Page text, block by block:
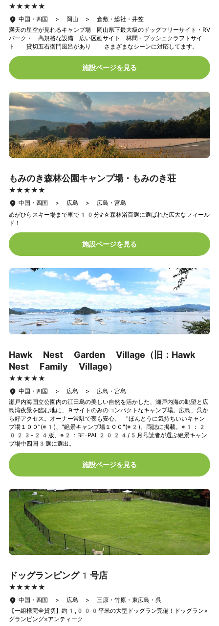
★★★★★
★★★★★
中国・四国 > 岡山 > 倉敷・総社・井笠
満天の星空が見れるキャンプ場 岡山県下最大級のドッグフリーサイト・RV
パーク・ 高規格な設備 広い区画サイト 林間・ブッシュクラフトサイ
ト 貸切五右衛門風呂があり さまざまなシーンに対応してます。
施設ページを見る
もみのき森林公園キャンプ場・もみのき荘
★★★★★
★★★★★
中国・四国 > 広島 > 広島・宮島
めがひらスキー場まで車で10分♪☆森林浴百選に選ばれた広大なフィール
ド！
施設ページを見る
Hawk Nest Garden Village（旧：Hawk
Nest Family Village）
★★★★★
★★★★★
中国・四国 > 広島 > 広島・宮島
瀬戸内海国立公園内の江田島の美しい自然を活かした、瀬戸内海の眺望と広
島湾夜景を臨む地に、９サイトのみのコンパクトなキャンプ場。広島、呉か
ら好アクセス。オーナー常駐で夜も安心。 "ほんとうに気持ちいいキャン
プ場１００”(※1)、"絶景キャンプ場１００"(※2)、両誌に掲載。※1：2
023-24版、※2：BE-PAL2024/5月号読者が選ぶ絶景キャン
プ場中四国3選に選出。
施設ページを見る
ドッグランピング1号店
★★★★★
★★★★★
中国・四国 > 広島 > 三原・竹原・東広島・呉
【一組様完全貸切】約1,000平米の大型ドッグラン完備！ドッグラン×
グランピング×アンティーク